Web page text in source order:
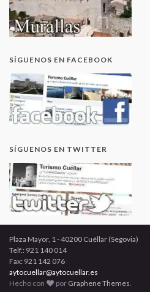
SÍGUENOS EN FACEBOOK
SÍGUENOS EN TWITTER
Plaza Mayor, 1 - 40200 Cuéllar (Segovia)
Telf.: 921 140 014
Fax: 921 142 076
aytocuellar@aytocuellar.es
Hecho con
por Graphene Themes.